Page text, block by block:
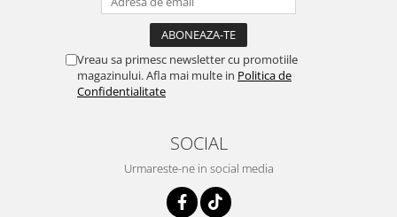
Vreau sa primesc newsletter cu promotiile
magazinului. Afla mai multe in Politica de
Confidentialitate
SOCIAL
Urmareste-ne in social media